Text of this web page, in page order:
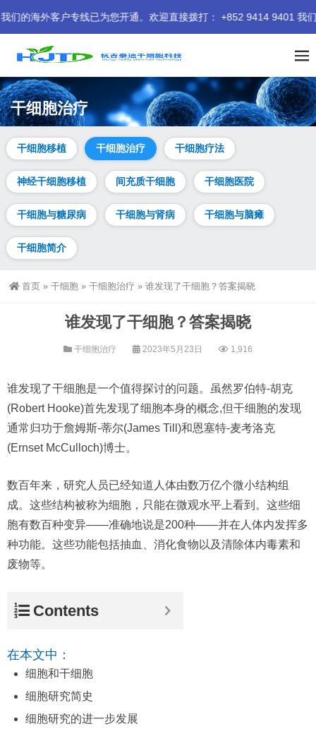
专线已为您开通。欢迎直接拨打： +852 9414 9401 我们期待为您服
干细胞治疗
干细胞移植 干细胞治疗 干细胞疗法
神经干细胞移植 间充质干细胞 干细胞医院
干细胞与糖尿病 干细胞与肾病 干细胞与脑瘫
干细胞简介
首页 » 干细胞 » 干细胞治疗 » 谁发现了干细胞？答案揭晓
谁发现了干细胞？答案揭晓
干细胞治疗 2023年5月23日 1,916
谁发现了干细胞是一个值得探讨的问题。虽然罗伯特-胡克
(Robert Hooke)首先发现了细胞本身的概念,但干细胞的发现
通常归功于詹姆斯-蒂尔(James Till)和恩塞特-麦考洛克
(Ernset McCulloch)博士。
数百年来，研究人员已经知道人体由数万亿个微小结构组
成。这些结构被称为细胞，只能在微观水平上看到。这些细
胞有数百种变异——准确地说是200种——并在人体内发挥多
种功能。这些功能包括抽血、消化食物以及清除体内毒素和
废物等。
Contents
在本文中：
细胞和干细胞
细胞研究简史
细胞研究的进一步发展